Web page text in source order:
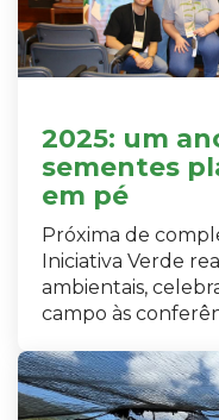
2025: um
sementes
em pé
Próxima de
Iniciativa Verde
ambientais,
campo às